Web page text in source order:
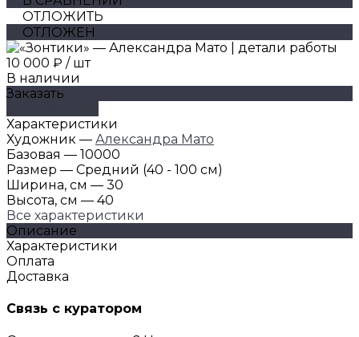
ОТЛОЖИТЬ
ОТЛОЖЕН
10 000 ₽ / шт
В наличии
Заказать
Характеристики
Художник — Александра Мато
Базовая — 10000
Размер — Средний (40 - 100 см)
Ширина, см — 30
Высота, см — 40
Все характеристики
Описание
Характеристики
Оплата
Доставка
Связь с куратором